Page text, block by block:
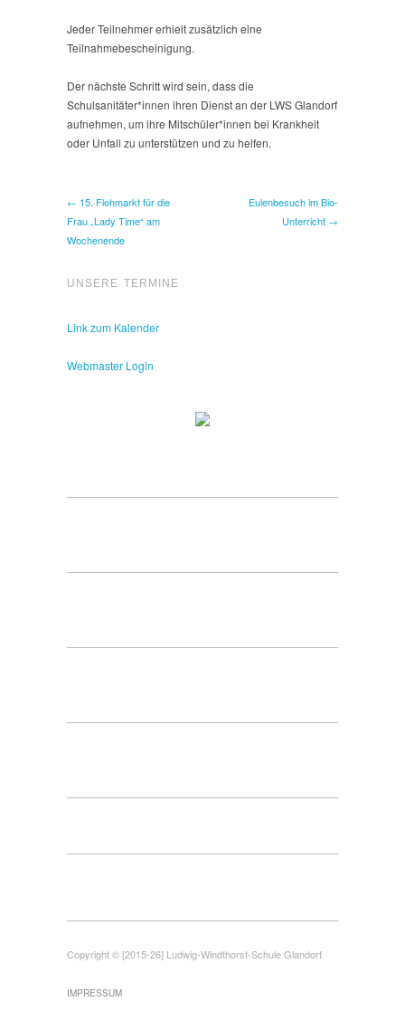
Jeder Teilnehmer erhielt zusätzlich eine
Teilnahmebescheinigung.
Der nächste Schritt wird sein, dass die
Schulsanitäter*innen ihren Dienst an der LWS Glandorf
aufnehmen, um ihre Mitschüler*innen bei Krankheit
oder Unfall zu unterstützen und zu helfen.
← 15. Flohmarkt für die
Frau „Lady Time“ am
Wochenende
Eulenbesuch im Bio-
Unterricht →
UNSERE TERMINE
Link zum Kalender
Webmaster Login
Copyright © [2015-26] Ludwig-Windthorst-Schule Glandorf
IMPRESSUM